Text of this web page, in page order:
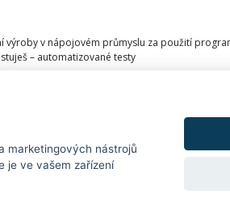
výroby v nápojovém průmyslu za použití
– automatizované testy
v Německu
na různých částech systémů (database,
týmu softwarových vývojařů naše kolegyně?
marketingových nástrojů
je ve vašem zařízení